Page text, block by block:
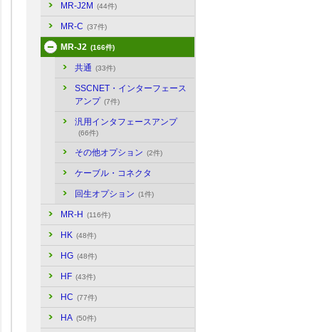
MR-J2M (44件)
MR-C (37件)
MR-J2 (166件)
共通 (33件)
SSCNET・インターフェース
アンプ (7件)
汎用インタフェースアンプ
(66件)
その他オプション (2件)
ケーブル・コネクタ
回生オプション (1件)
MR-H (116件)
HK (48件)
HG (48件)
HF (43件)
HC (77件)
HA (50件)